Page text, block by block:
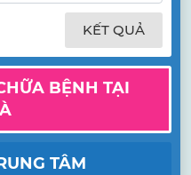
KẾT QUẢ
BỆNH TẠI
TÂM